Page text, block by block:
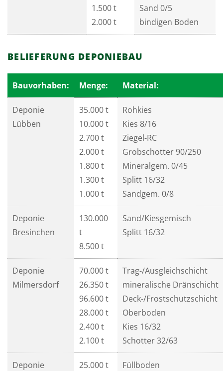
1.500 t
2.000 t
Sand 0/5
bindigen Boden
BELIEFERUNG DEPONIEBAU
Bauvorhaben: Menge: Material:
Deponie
Lübben
35.000 t
10.000 t
2.700 t
2.000 t
1.800 t
1.300 t
1.000 t
Rohkies
Kies 8/16
Ziegel-RC
Grobschotter 90/250
Mineralgem. 0/45
Splitt 16/32
Sandgem. 0/8
Deponie
Bresinchen
130.000
t
8.500 t
Sand/Kiesgemisch
Splitt 16/32
Deponie
Milmersdorf
70.000 t
26.350 t
96.600 t
28.000 t
2.400 t
2.100 t
Trag-/Ausgleichschicht
mineralische Dränschicht
Deck-/Frostschutzschicht
Oberboden
Kies 16/32
Schotter 32/63
Deponie
25.000 t
Füllboden